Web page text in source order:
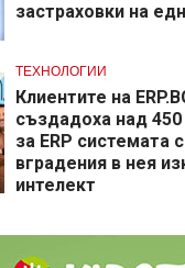
застраховки на
ТЕХНОЛОГИИ
Клиентите на
създадоха над
за ERP системата
вградения в нея
интелект